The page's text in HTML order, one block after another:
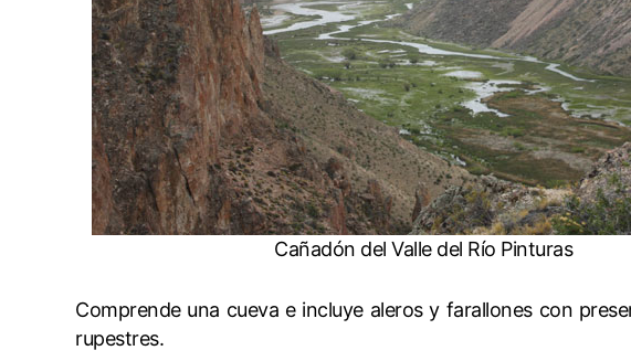
Cañadón del Valle del Río Pinturas
Comprende una cueva e incluye aleros y farallones con
rupestres.